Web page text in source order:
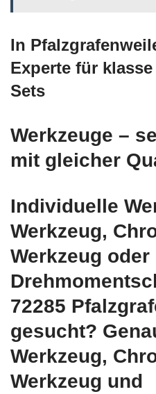
In
Experte für
Sets
Werkzeuge –
mit gleicher
Individuelle
Werkzeug,
Werkzeug oder
72285
gesucht?
Werkzeug,
Werkzeug und